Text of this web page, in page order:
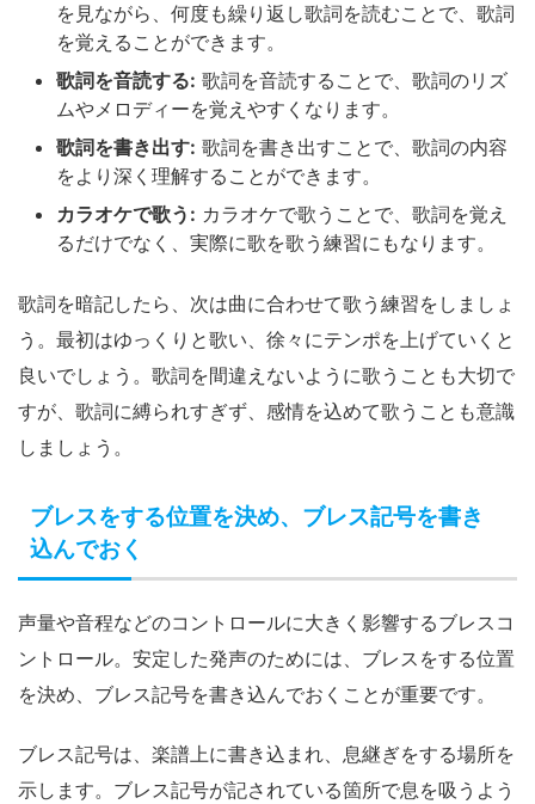
を見ながら、何度も繰り返し歌詞を読むことで、歌詞
を覚えることができます。
歌詞を音読する: 歌詞を音読することで、歌詞のリズ
ムやメロディーを覚えやすくなります。
歌詞を書き出す: 歌詞を書き出すことで、歌詞の内容
をより深く理解することができます。
カラオケで歌う: カラオケで歌うことで、歌詞を覚え
るだけでなく、実際に歌を歌う練習にもなります。
歌詞を暗記したら、次は曲に合わせて歌う練習をしましょ
う。最初はゆっくりと歌い、徐々にテンポを上げていくと
良いでしょう。歌詞を間違えないように歌うことも大切で
すが、歌詞に縛られすぎず、感情を込めて歌うことも意識
しましょう。
ブレスをする位置を決め、ブレス記号を書き
込んでおく
声量や音程などのコントロールに大きく影響するブレスコ
ントロール。安定した発声のためには、ブレスをする位置
を決め、ブレス記号を書き込んでおくことが重要です。
ブレス記号は、楽譜上に書き込まれ、息継ぎをする場所を
示します。ブレス記号が記されている箇所で息を吸うよう